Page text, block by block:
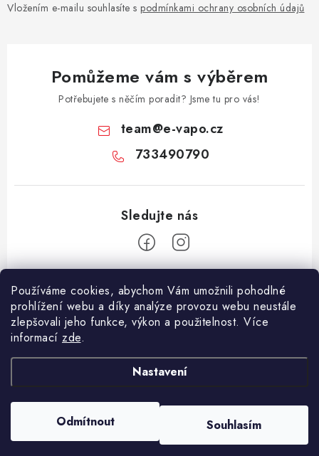
Používáme cookies, abychom Vám umožnili pohodlné
prohlížení webu a díky analýze provozu webu neustále
zlepšovali jeho funkce, výkon a použitelnost. Více
informací zde.
Nastavení
Odmítnout Souhlasím
Vložením e-mailu souhlasíte s podmínkami ochrany osobních údajů
Pomůžeme vám s výběrem
Potřebujete s něčím poradit? Jsme tu pro vás!
team@e-vapo.cz
733490790
Z
Facebook
Jak reklamovat či vrátit zboží
cookies